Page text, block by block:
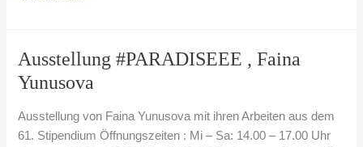
Yunusova
Ausstellung #PARADISEEE , Faina
Yunusova
Ausstellung von Faina Yunusova mit ihren Arbeiten aus dem
61. Stipendium Öffnungszeiten : Mi – Sa: 14.00 – 17.00 Uhr